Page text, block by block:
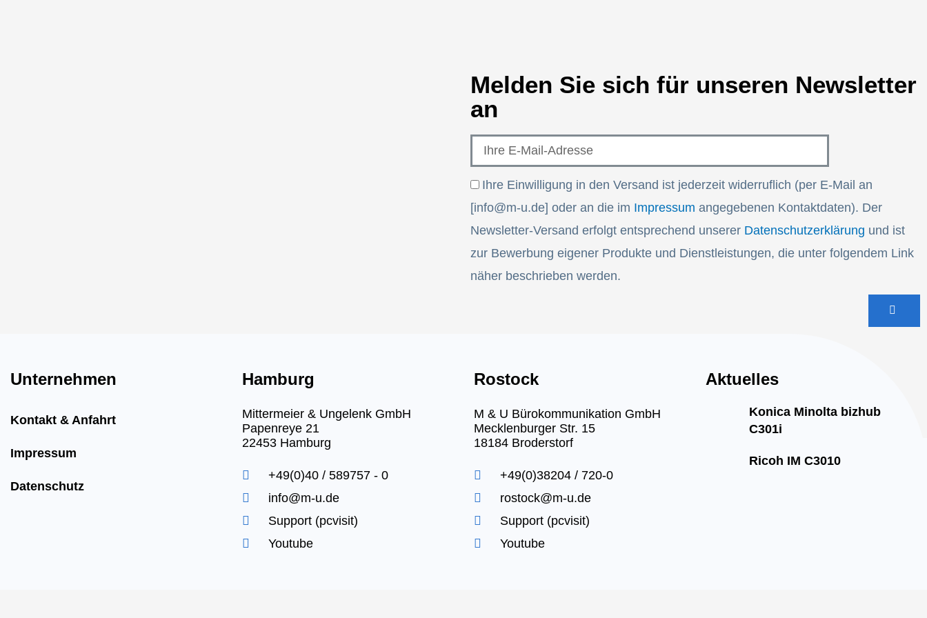
Melden Sie sich für unseren Newsletter
an
Ihre Einwilligung in den Versand ist jederzeit widerruflich (per E-Mail an
[info@m-u.de] oder an die im Impressum angegebenen Kontaktdaten). Der
Newsletter-Versand erfolgt entsprechend unserer Datenschutzerklärung und ist
zur Bewerbung eigener Produkte und Dienstleistungen, die unter folgendem Link
näher beschrieben werden.
Unternehmen
Kontakt & Anfahrt
Impressum
Datenschutz
Hamburg
Mittermeier & Ungelenk GmbH
Papenreye 21
22453 Hamburg
+49(0)40 / 589757 - 0
info@m-u.de
Support (pcvisit)
Youtube
Rostock
M & U Bürokommunikation GmbH
Mecklenburger Str. 15
18184 Broderstorf
+49(0)38204 / 720-0
rostock@m-u.de
Support (pcvisit)
Youtube
Aktuelles
Konica Minolta bizhub
C301i
Ricoh IM C3010